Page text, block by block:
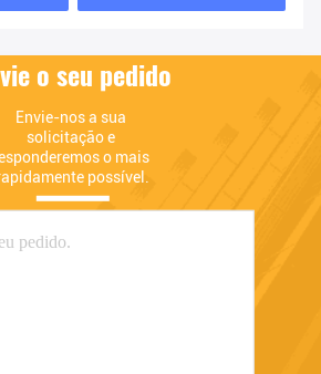
o seu pedido
Envie-nos a sua
solicitação e
o mais
possível.